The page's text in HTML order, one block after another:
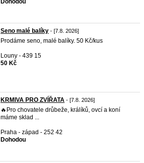
Dohodou
Seno malé balíky - [7.8. 2026]
Prodáme seno, malé balíky. 50 Kč/kus
Louny - 439 15
50 Kč
KRMIVA PRO ZVÍŘATA - [7.8. 2026]
🔥Pro chovatele drůbeže, králíků, ovcí a koní
máme sklad ...
Praha - západ - 252 42
Dohodou